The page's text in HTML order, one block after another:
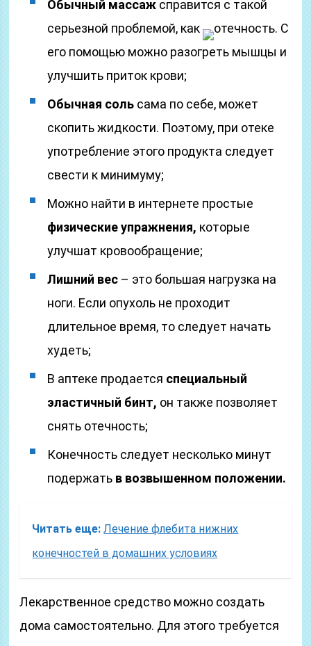
Обычный массаж справится с такой
серьезной проблемой, как
отечность. С
его помощью можно разогреть мышцы и
улучшить приток крови;
Обычная соль сама по себе, может
скопить жидкости. Поэтому, при отеке
употребление этого продукта следует
свести к минимуму;
Можно найти в интернете простые
физические упражнения, которые
улучшат кровообращение;
Лишний вес – это большая нагрузка на
ноги. Если опухоль не проходит
длительное время, то следует начать
худеть;
В аптеке продается специальный
эластичный бинт, он также позволяет
снять отечность;
Конечность следует несколько минут
подержать в возвышенном положении.
Читать еще: Лечение флебита нижних
конечностей в домашних условиях
Лекарственное средство можно создать
дома самостоятельно. Для этого требуется